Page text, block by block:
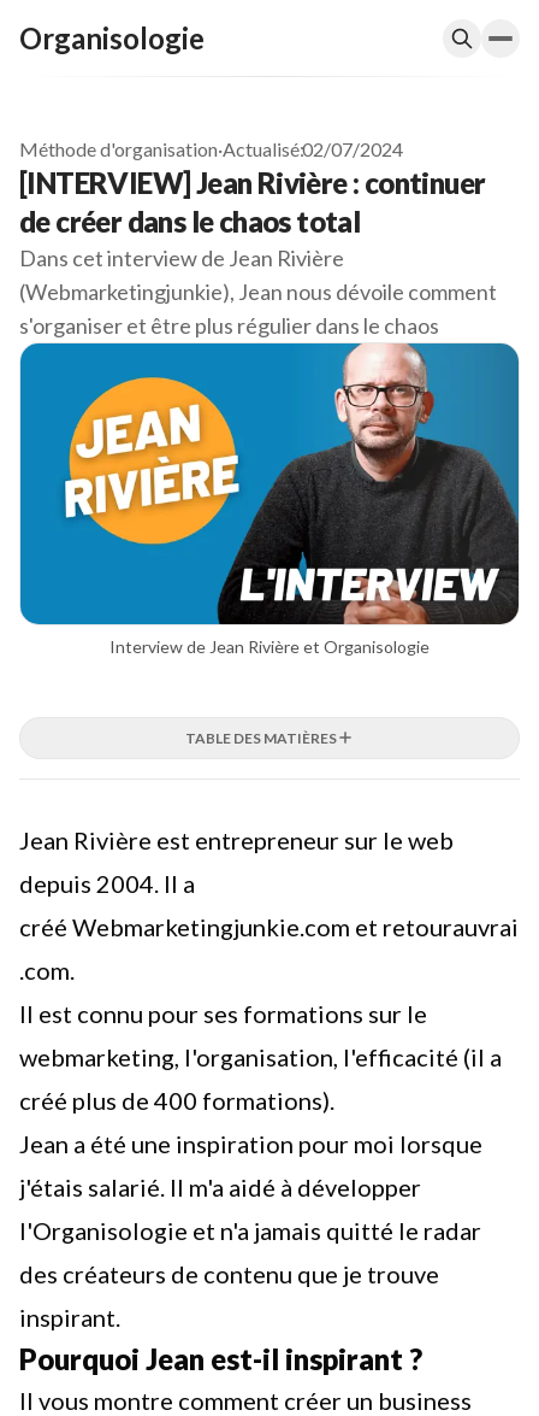
Organisologie
Méthode d'organisation·Actualisé:02/07/2024
[INTERVIEW] Jean Rivière : continuer
de créer dans le chaos total
Dans cet interview de Jean Rivière
(Webmarketingjunkie), Jean nous dévoile comment
s'organiser et être plus régulier dans le chaos
Interview de Jean Rivière et Organisologie
TABLE DES MATIÈRES
Jean Rivière est entrepreneur sur le web
depuis 2004. Il a
créé Webmarketingjunkie.com et retourauvrai
.com.
Il est connu pour ses formations sur le
webmarketing, l'organisation, l'efficacité (il a
créé plus de 400 formations).
Jean a été une inspiration pour moi lorsque
j'étais salarié. Il m'a aidé à développer
l'Organisologie et n'a jamais quitté le radar
des créateurs de contenu que je trouve
inspirant.
Pourquoi Jean est-il inspirant ?
Il vous montre comment créer un business